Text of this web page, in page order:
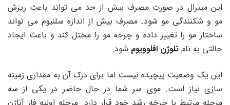
این مینرال در صورت مصرف بیش از حد می تواند باعث ریزش
مو و شکنندگی مو شود. مصرف بیش از اندازه سلنیوم می تواند
ساختار مو را تغییر داده و چرخه مو را مختل کند و باعث ایجاد
حالتی به نام تلوژن افلوویوم شود.
این یک وضعیت پیچیده نیست اما برای درک آن به مقداری زمینه
سازی نیاز است. موی سر شما در حال حاضر در یکی از سه